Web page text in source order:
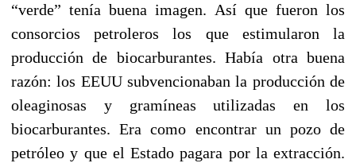
“verde” tenía buena imagen. Así que fueron los
consorcios petroleros los que estimularon la
producción de biocarburantes. Había otra buena
razón: los EEUU subvencionaban la producción de
oleaginosas y gramíneas utilizadas en los
biocarburantes. Era como encontrar un pozo de
petróleo y que el Estado pagara por la extracción.